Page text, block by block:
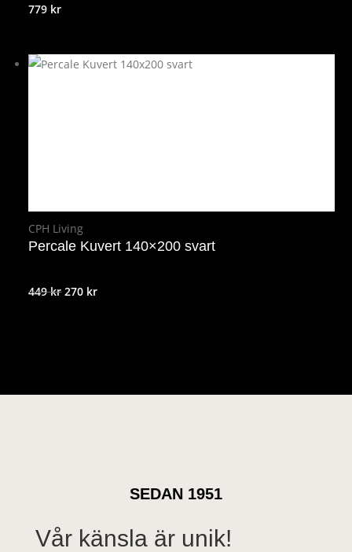
779 kr
CPH Living
Percale Kuvert 140×200 svart
449krDet
270 krDet
SEDAN 1951
Vår känsla är unik!